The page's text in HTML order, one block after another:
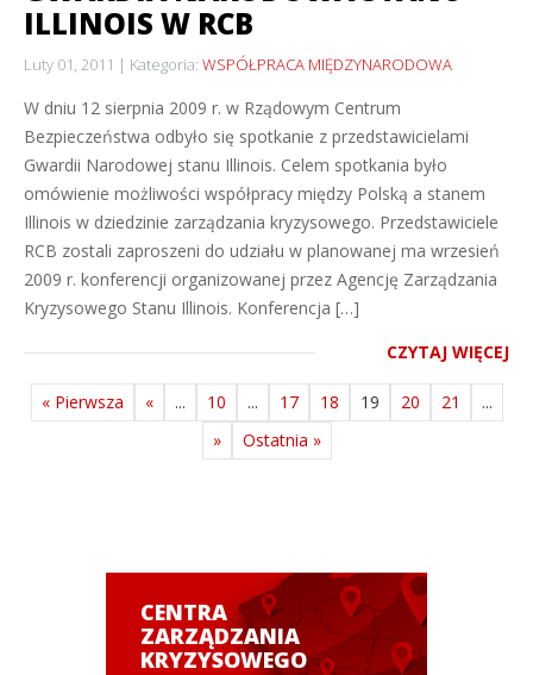
ILLINOIS W RCB
Luty 01, 2011 Kategoria: WSPÓŁPRACA MIĘDZYNARODOWA
W dniu 12 sierpnia 2009 r. w Rządowym Centrum
Bezpieczeństwa odbyło się spotkanie z przedstawicielami
Gwardii Narodowej stanu Illinois. Celem spotkania było
omówienie możliwości współpracy między Polską a stanem
Illinois w dziedzinie zarządzania kryzysowego. Przedstawiciele
RCB zostali zaproszeni do udziału w planowanej ma wrzesień
2009 r. konferencji organizowanej przez Agencję Zarządzania
Kryzysowego Stanu Illinois. Konferencja […]
CZYTAJ WIĘCEJ
« Pierwsza « ... 10 ... 17 18 19 20 21
...
»
Ostatnia »
CENTRA
ZARZĄDZANIA
KRYZYSOWEGO